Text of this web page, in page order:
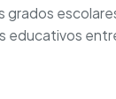
grados
educativos